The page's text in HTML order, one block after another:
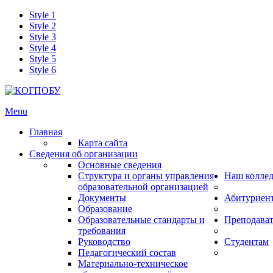
Style 1
Style 2
Style 3
Style 4
Style 5
Style 6
Menu
Главная
Карта сайта
Сведения об организации
Основные сведения
Структура и органы управления
образовательной организацией
Документы
Образование
Образовательные стандарты и
требования
Руководство
Педагогический состав
Материально-техническое
Наш
Студентам